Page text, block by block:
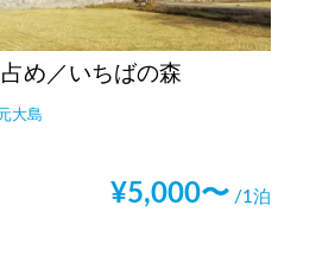
め／いちばの森
大島
¥5,000〜 /1泊